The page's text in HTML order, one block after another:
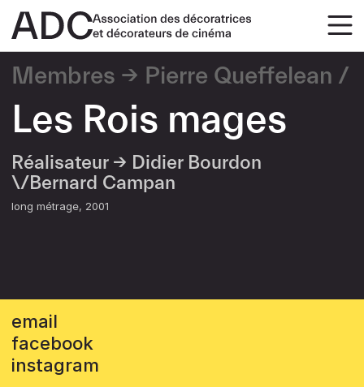
Membres Pierre Queffelean
Les Rois mages
Réalisateur → Didier Bourdon
\/Bernard Campan
long métrage 2001
email
facebook
instagram